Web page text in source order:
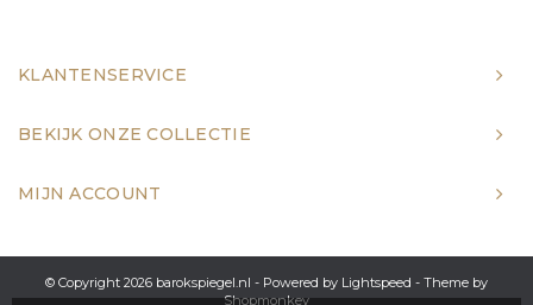
KLANTENSERVICE
BEKIJK ONZE COLLECTIE
MIJN ACCOUNT
© Copyright 2026 barokspiegel.nl - Powered by Lightspeed - Theme by
Shopmonkey